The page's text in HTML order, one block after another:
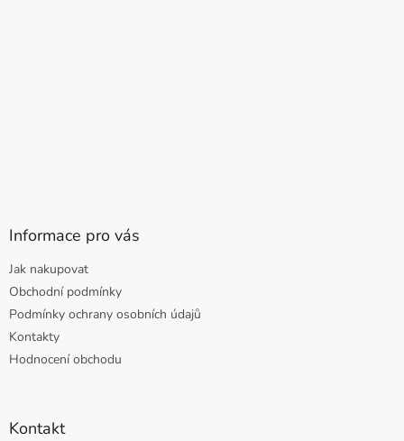
Informace pro vás
Jak nakupovat
Obchodní podmínky
Podmínky ochrany osobních údajů
Kontakty
Hodnocení obchodu
Kontakt